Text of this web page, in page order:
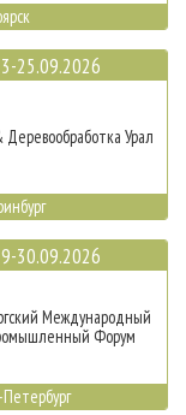
25.09.2026
Урал
30.09.2026
Международный
Форум